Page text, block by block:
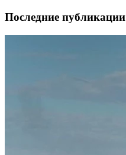
Последние публикации